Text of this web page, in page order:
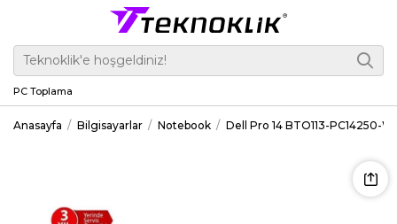
PC Toplama
Anasayfa Bilgisayarlar Notebook Dell Pro 14 BTO113-PC14250-